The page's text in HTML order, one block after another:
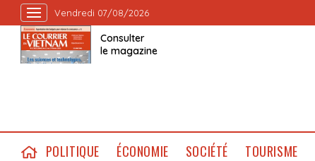
Vendredi 07/08/2026
Consulter
le magazine
POLITIQUE ÉCONOMIE SOCIÉTÉ TOURISME